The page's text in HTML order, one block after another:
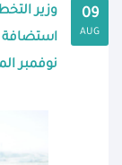
09
AUG
وزير
استضافة
نوفمبر